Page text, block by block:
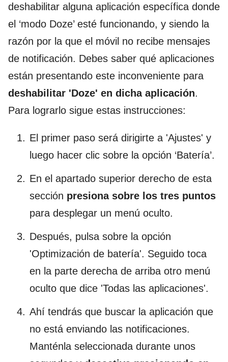
deshabilitar alguna aplicación específica donde
el ‘modo Doze’ esté funcionando, y siendo la
razón por la que el móvil no recibe mensajes
de notificación. Debes saber qué aplicaciones
están presentando este inconveniente para
deshabilitar 'Doze' en dicha aplicación.
Para lograrlo sigue estas instrucciones:
El primer paso será dirigirte a 'Ajustes' y
luego hacer clic sobre la opción ‘Batería’.
En el apartado superior derecho de esta
sección presiona sobre los tres puntos
para desplegar un menú oculto.
Después, pulsa sobre la opción
'Optimización de batería'. Seguido toca
en la parte derecha de arriba otro menú
oculto que dice 'Todas las aplicaciones'.
Ahí tendrás que buscar la aplicación que
no está enviando las notificaciones.
Manténla seleccionada durante unos